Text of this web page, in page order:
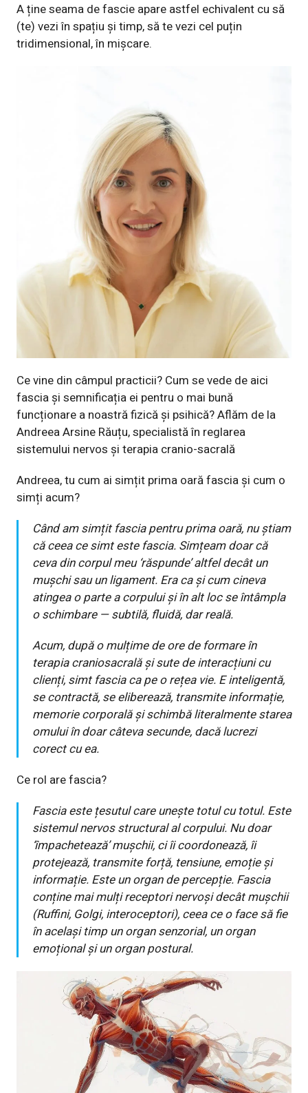
A ține seama de fascie apare astfel echivalent cu să
(te) vezi în spațiu și timp, să te vezi cel puțin
tridimensional, în mișcare.
Ce vine din câmpul practicii? Cum se vede de aici
fascia și semnificația ei pentru o mai bună
funcționare a noastră fizică și psihică? Aflăm de la
Andreea Arsine Răuțu, specialistă în reglarea
sistemului nervos și terapia cranio-sacrală
Andreea, tu cum ai simțit prima oară fascia și cum o
simți acum?
Când am simțit fascia pentru prima oară, nu știam
că ceea ce simt este fascia. Simțeam doar că
ceva din corpul meu răspunde’altfel decât un
mușchi sau un ligament. Era ca și cum cineva
atingea o parte a corpului și în alt loc se întâmpla
o schimbare — subtilă, fluidă, dar reală.
Acum, după o mulțime de ore de formare în
terapia craniosacrală și sute de interacțiuni cu
clienți, simt fascia ca pe o rețea vie. E inteligentă,
se contractă, se eliberează, transmite informație,
memorie corporală și schimbă literalmente starea
omului în doar câteva secunde, dacă lucrezi
corect cu ea.
Ce rol are fascia?
Fascia este țesutul care unește totul cu totul. Este
sistemul nervos structural al corpului. Nu doar
‘împachetează’ mușchii, ci îi coordonează, îi
protejează, transmite forță, tensiune, emoție și
informație. Este un organ de percepție. Fascia
conține mai mulți receptori nervoși decât mușchii
(Ruffini, Golgi, interoceptori), ceea ce o face să fie
în același timp un organ senzorial, un organ
emoțional și un organ postural.